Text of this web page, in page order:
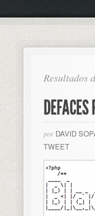
Resultados
por DAVID
TWEET